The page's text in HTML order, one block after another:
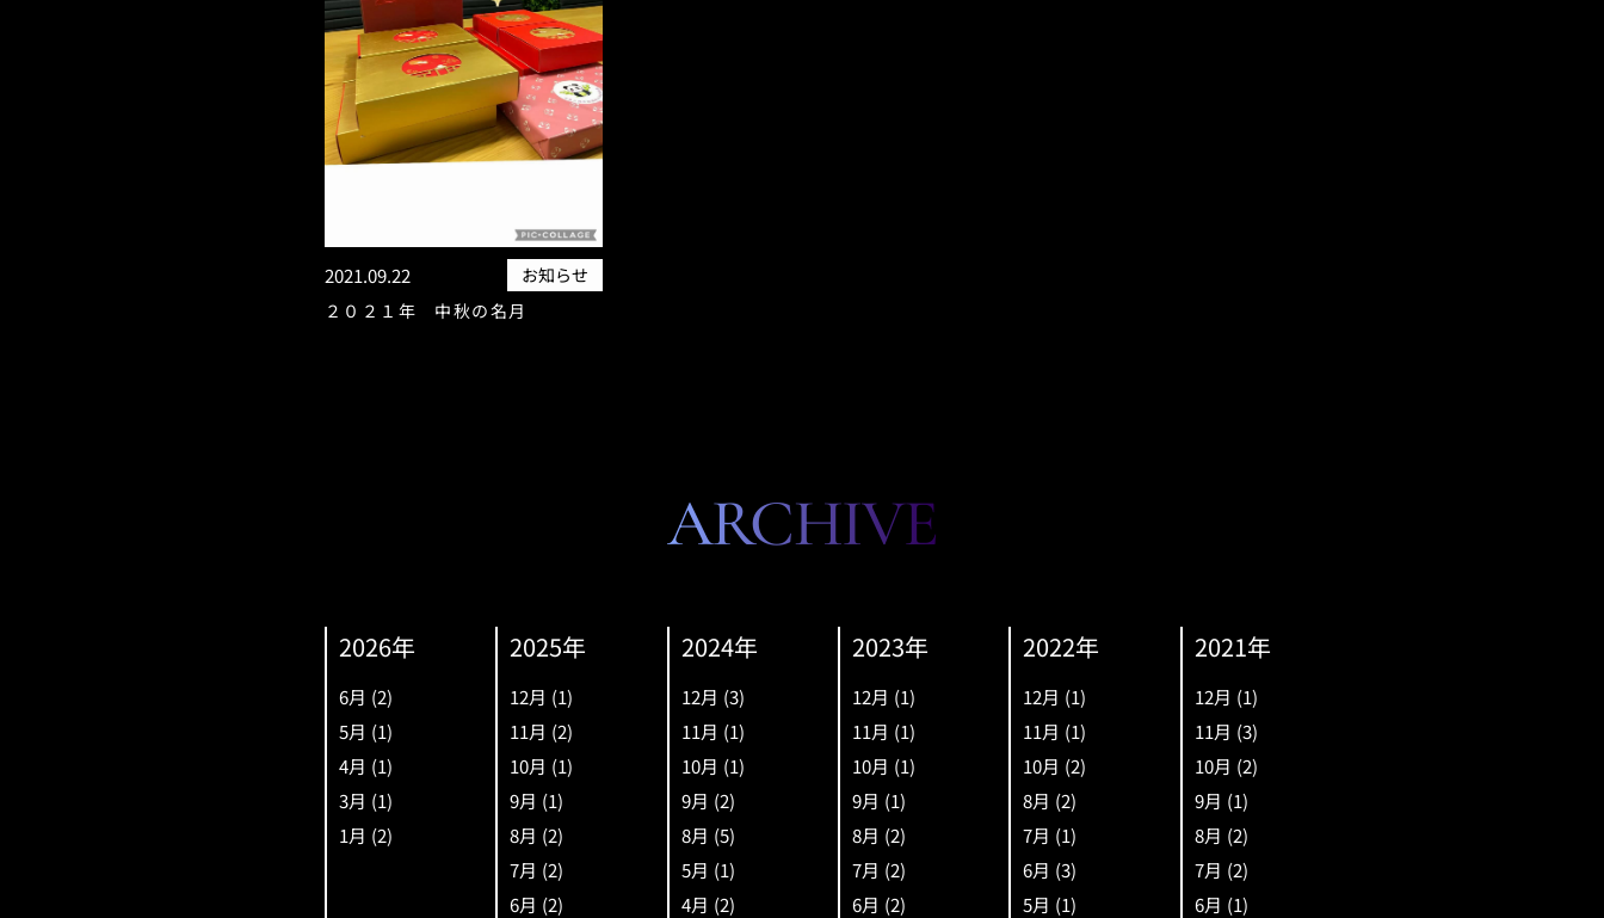
2021.09.22
お知らせ
２０２１年 中秋の名月
ARCHIVE
2026年
6月 (2)
5月 (1)
4月 (1)
3月 (1)
1月 (2)
2025年
12月 (1)
11月 (2)
10月 (1)
9月 (1)
8月 (2)
7月 (2)
6月 (2)
2024年
12月 (3)
11月 (1)
10月 (1)
9月 (2)
8月 (5)
5月 (1)
4月 (2)
2023年
12月 (1)
11月 (1)
10月 (1)
9月 (1)
8月 (2)
7月 (2)
6月 (2)
2022年
12月 (1)
11月 (1)
10月 (2)
8月 (2)
7月 (1)
6月 (3)
5月 (1)
2021年
12月 (1)
11月 (3)
10月 (2)
9月 (1)
8月 (2)
7月 (2)
6月 (1)